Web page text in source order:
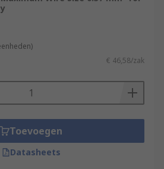
€ 46,58/zak
Toevoegen
Datasheets